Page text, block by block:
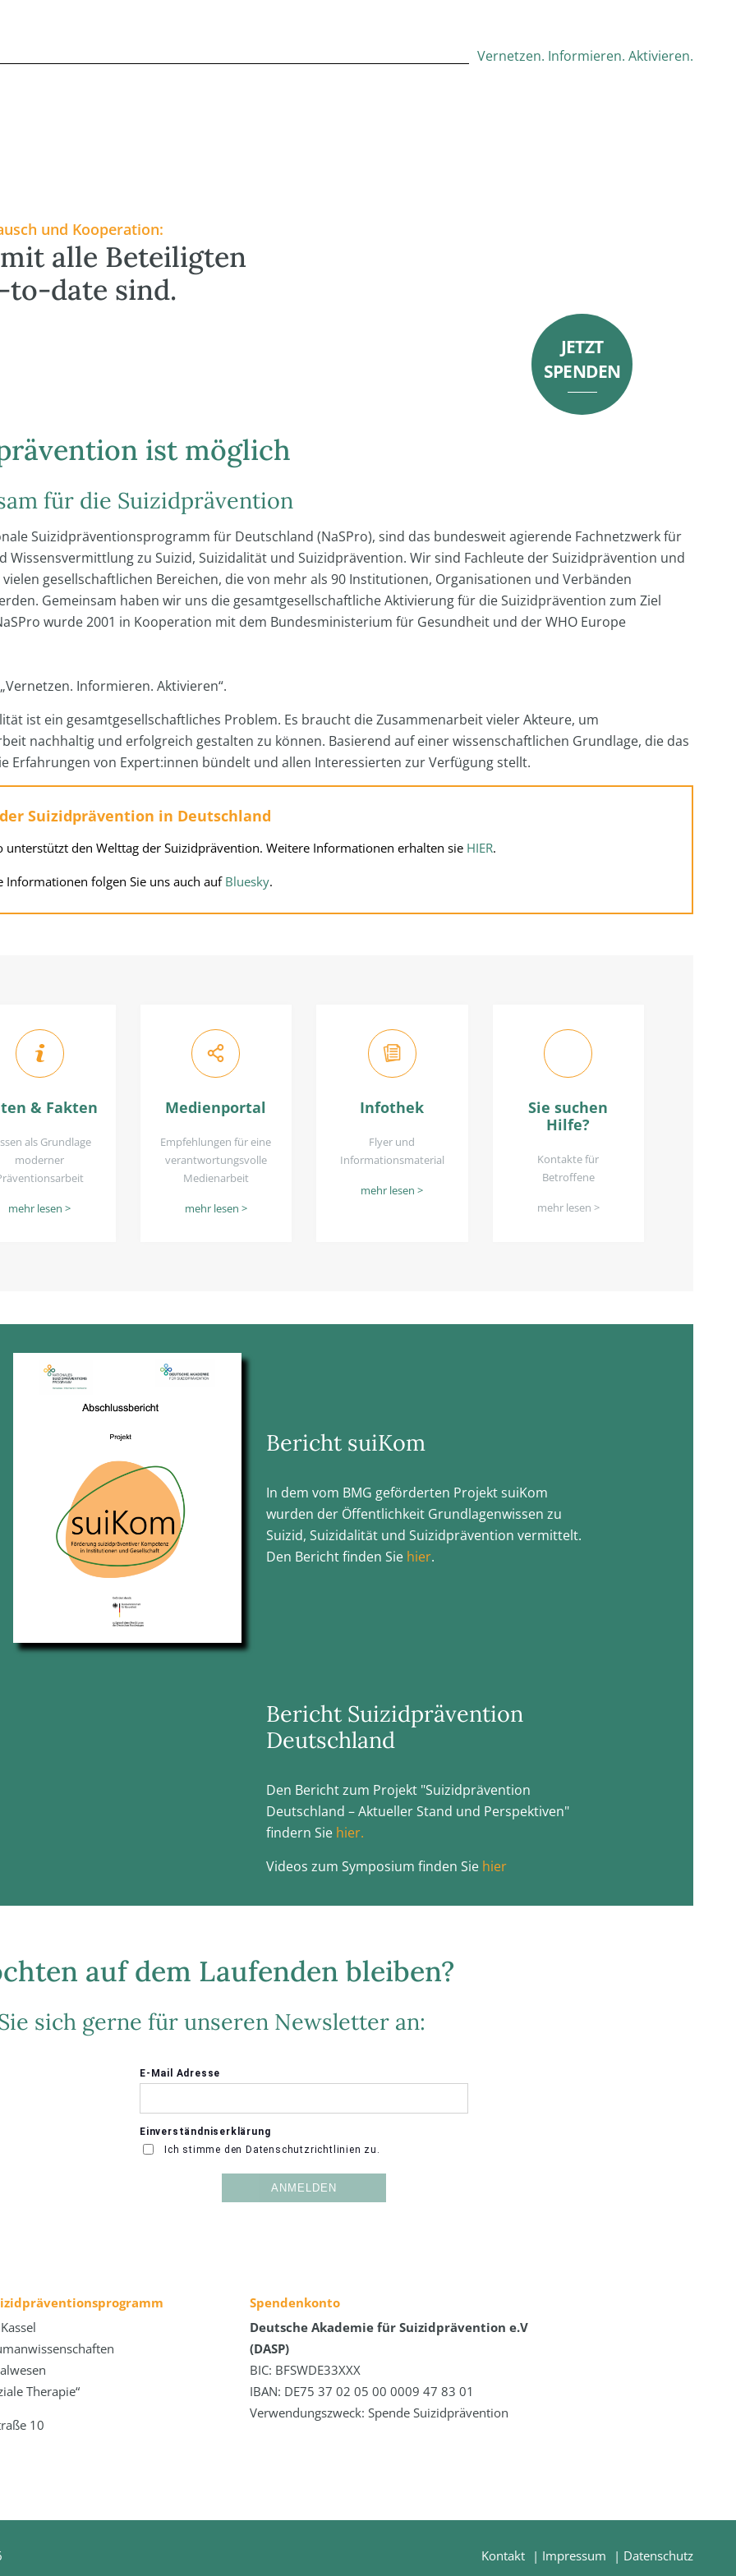
Vernetzen. Informieren. Aktivieren.
und Kooperation:
alle Beteiligten
to-date sind.
JETZT
SPENDEN
ist möglich
für die Suizidprävention
Suizidpräventionsprogramm für Deutschland (NaSPro), sind das bundesweit agierende Fachnetzwerk für
Wissensvermittlung zu Suizid, Suizidalität und Suizidprävention. Wir sind Fachleute der Suizidprävention und
vielen gesellschaftlichen Bereichen, die von mehr als 90 Institutionen, Organisationen und Verbänden
Gemeinsam haben wir uns die gesamtgesellschaftliche Aktivierung für die Suizidprävention zum Ziel
wurde 2001 in Kooperation mit dem Bundesministerium für Gesundheit und der WHO Europe
Informieren. Aktivieren“.
ist ein gesamtgesellschaftliches Problem. Es braucht die Zusammenarbeit vieler Akteure, um
nachhaltig und erfolgreich gestalten zu können. Basierend auf einer wissenschaftlichen Grundlage, die das
Erfahrungen von Expert:innen bündelt und allen Interessierten zur Verfügung stellt.
Suizidprävention in Deutschland
unterstützt den Welttag der Suizidprävention. Weitere Informationen erhalten sie HIER.
Informationen folgen Sie uns auch auf Bluesky.
& Fakten
als Grundlage
moderner
mehr lesen >
Medienportal
Empfehlungen für eine
verantwortungsvolle
Medienarbeit
mehr lesen >
Infothek
Flyer und
Informationsmaterial
mehr lesen >
Sie suchen
Hilfe?
Kontakte für
Betroffene
mehr lesen >
Bericht suiKom
In dem vom BMG geförderten Projekt suiKom
wurden der Öffentlichkeit Grundlagenwissen zu
Suizid, Suizidalität und Suizidprävention vermittelt.
Den Bericht finden Sie hier.
Bericht Suizidprävention
Deutschland
Den Bericht zum Projekt "Suizidprävention
Deutschland – Aktueller Stand und Perspektiven"
findern Sie hier.
Videos zum Symposium finden Sie hier
auf dem Laufenden bleiben?
sich gerne für unseren Newsletter an:
Therapie“
10
Spendenkonto
Deutsche Akademie für Suizidprävention e.V
(DASP)
BIC: BFSWDE33XXX
IBAN: DE75 37 02 05 00 0009 47 83 01
Verwendungszweck: Spende Suizidprävention
Kontakt Impressum Datenschutz